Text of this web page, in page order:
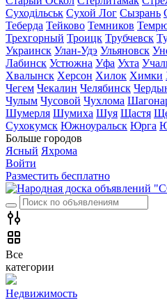
Суходільськ Сухой Лог Сызрань
Теберда Тейково Темников
Трехгорный Троицк Трубчевск
Украинск Улан-Удэ Ульяновск
Лабинск Устюжна Уфа Ухта
Хвалынск Херсон Хилок Химки
Чегем Чекалин Челябинск
Чулым Чусовой Чухлома
Шумерля Шумиха Шуя Щастя
Сухокумск Южноуральск Юрга
Больше городов
Ясный Яхрома
Войти
Разместить бесплатно
Все
категории
Недвижимость